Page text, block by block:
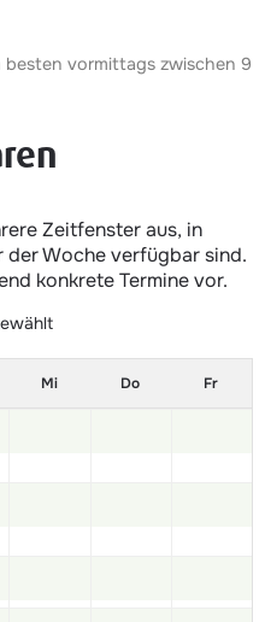
besten vormittags zwischen 9
Zeitfenster aus, in
Woche verfügbar sind.
konkrete Termine vor.
Mi Do Fr